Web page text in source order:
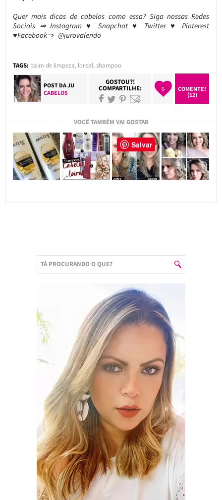
Quer mais dicas de cabelos como essa? Siga nossas Redes
Sociais ⇒ Instagram ♥ Snapchat ♥ Twitter ♥ Pinterest
♥Facebook⇒ @jurovalendo
TAGS: balm de limpeza, loreal,shampoo
POST DAJU
CABELOS
GOSTOU?!
COMPARTILHE: 0
COMENTE!
(12)
VOCÊ TAMBÉM VAI GOSTAR
Salvar